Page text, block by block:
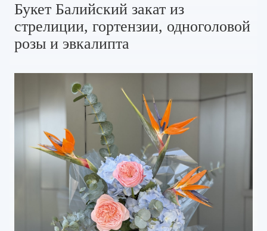
Букет Балийский закат из
стрелиции, гортензии, одноголовой
розы и эвкалипта